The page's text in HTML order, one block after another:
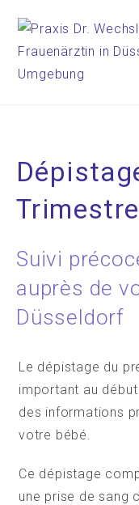
Trimestre
Suivi
auprès de
Düsseldorf
Le dépistage du
important au
des informations
votre bébé.
Ce dépistage
une prise de sang